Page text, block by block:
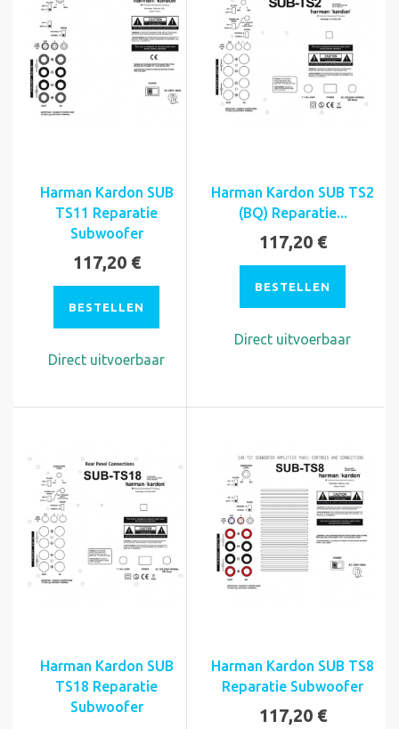
Harman Kardon SUB
TS11 Reparatie
Subwoofer
117,20 €
BESTELLEN
Direct uitvoerbaar
Harman Kardon SUB TS2
(BQ) Reparatie...
117,20 €
BESTELLEN
Direct uitvoerbaar
Harman Kardon SUB
TS18 Reparatie
Subwoofer
Harman Kardon SUB TS8
Reparatie Subwoofer
117,20 €